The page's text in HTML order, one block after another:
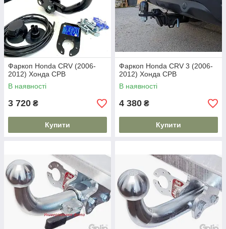
Фаркоп Honda CRV (2006-
2012) Хонда СРВ
В наявності
3 720 ₴
Купити
Фаркоп Honda CRV 3 (2006-
2012) Хонда СРВ
В наявності
4 380 ₴
Купити